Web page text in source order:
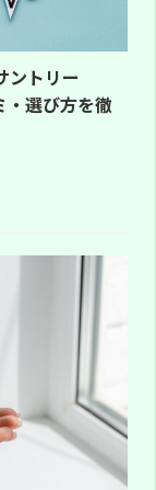
ントリー
・選び方を徹